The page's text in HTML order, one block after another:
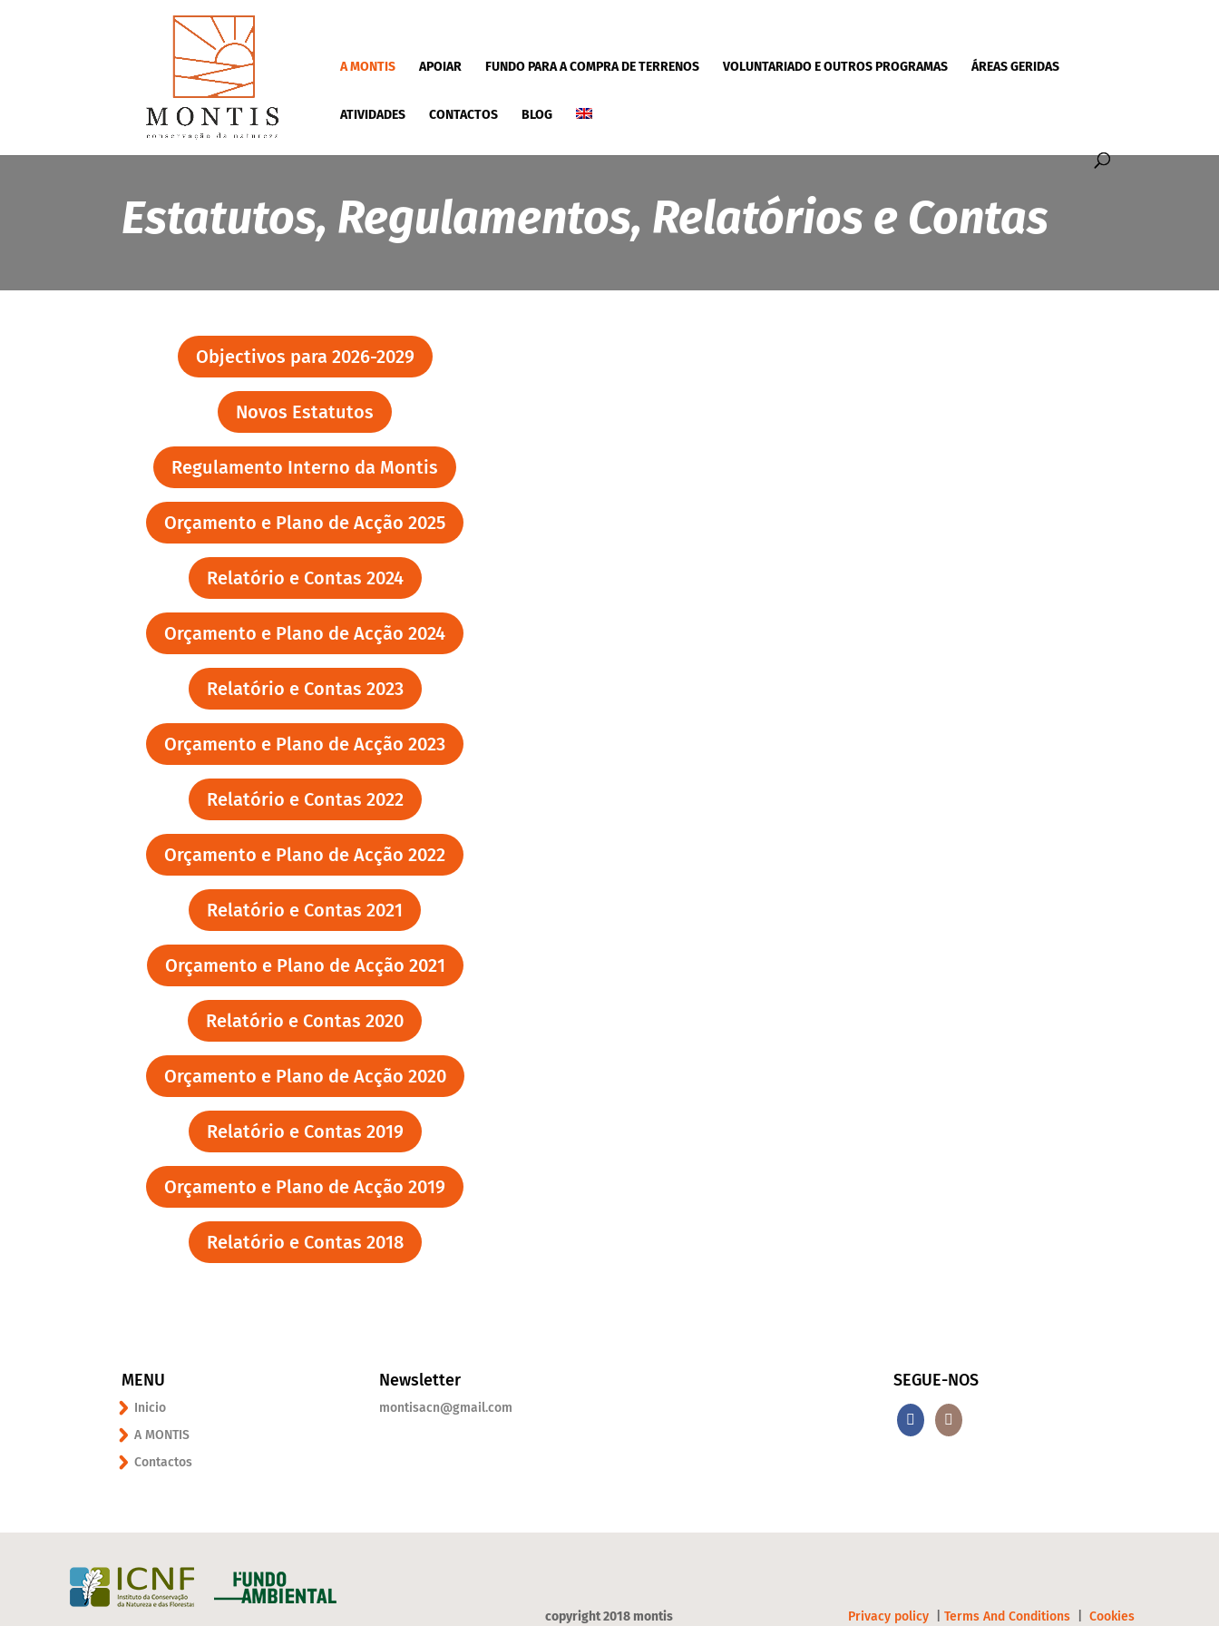
A MONTIS APOIAR FUNDO PARA A COMPRA DE TERRENOS VOLUNTARIADO E OUTROS PROGRAMAS ÁREAS GERIDAS
ATIVIDADES CONTACTOS BLOG
Estatutos, Regulamentos, Relatórios e Contas
Objectivos para 2026-2029
Novos Estatutos
Regulamento Interno da Montis
Orçamento e Plano de Acção 2025
Relatório e Contas 2024
Orçamento e Plano de Acção 2024
Relatório e Contas 2023
Orçamento e Plano de Acção 2023
Relatório e Contas 2022
Orçamento e Plano de Acção 2022
Relatório e Contas 2021
Orçamento e Plano de Acção 2021
Relatório e Contas 2020
Orçamento e Plano de Acção 2020
Relatório e Contas 2019
Orçamento e Plano de Acção 2019
Relatório e Contas 2018
MENU
Inicio
A MONTIS
Contactos
Newsletter
montisacn@gmail.com
SEGUE-NOS
copyright 2018 montis Privacy policy Terms And Conditions| Cookies